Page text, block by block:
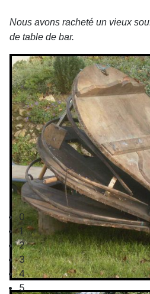
0
1
2
3
4
5
Nous avons racheté un vieux
de table de bar.